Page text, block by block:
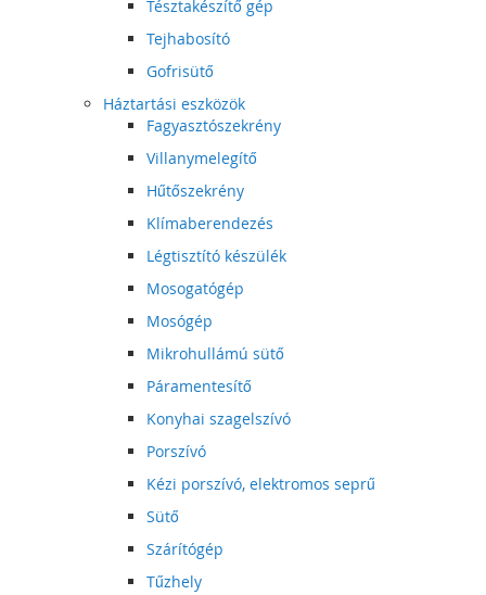
Tésztakészítő gép
Tejhabosító
Gofrisütő
Háztartási eszközök
Fagyasztószekrény
Villanymelegítő
Hűtőszekrény
Klímaberendezés
Légtisztító készülék
Mosogatógép
Mosógép
Mikrohullámú sütő
Páramentesítő
Konyhai szagelszívó
Porszívó
Kézi porszívó, elektromos seprű
Sütő
Szárítógép
Tűzhely